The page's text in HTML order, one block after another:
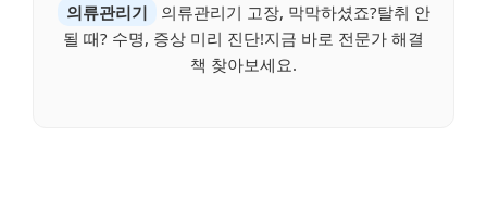
의류관리기
의류관리기 고장, 막막하셨죠?탈취 안
될 때? 수명, 증상 미리 진단!지금 바로 전문가 해결
책 찾아보세요.